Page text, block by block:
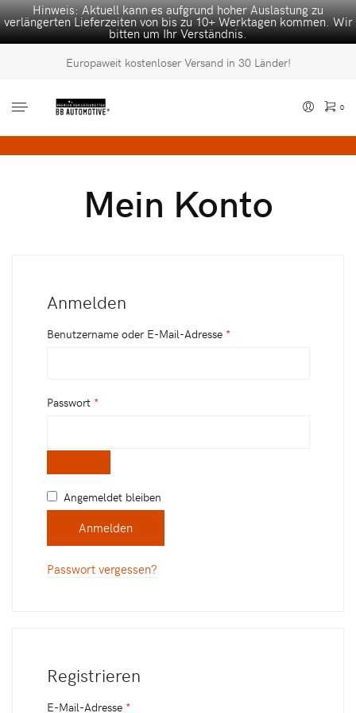
Hinweis: Aktuell kann es aufgrund hoher Auslastung zu
verlängerten Lieferzeiten von bis zu 10+ Werktagen kommen. Wir
bitten um Ihr Verständnis.
Europaweit kostenloser Versand in 30 Länder!
0
Mein Konto
Anmelden
Benutzername oder E-Mail-Adresse *
Passwort *
Angemeldet bleiben
Anmelden
Passwort vergessen?
Registrieren
E-Mail-Adresse *